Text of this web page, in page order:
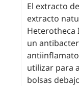
El extracto
extracto
Heterotheca
un
utilizar para
bolsas